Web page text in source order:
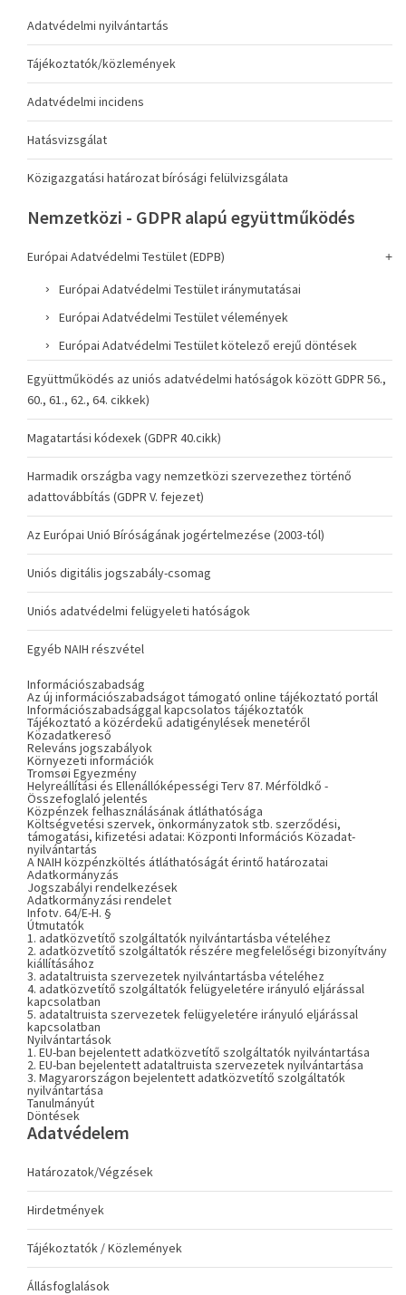
Adatvédelmi nyilvántartás
Tájékoztatók/közlemények
Adatvédelmi incidens
Hatásvizsgálat
Közigazgatási határozat bírósági felülvizsgálata
Nemzetközi - GDPR alapú együttműködés
Európai Adatvédelmi Testület (EDPB)
Európai Adatvédelmi Testület iránymutatásai
Európai Adatvédelmi Testület vélemények
Európai Adatvédelmi Testület kötelező erejű döntések
Együttműködés az uniós adatvédelmi hatóságok között GDPR 56.,
60., 61., 62., 64. cikkek)
Magatartási kódexek (GDPR 40.cikk)
Harmadik országba vagy nemzetközi szervezethez történő
adattovábbítás (GDPR V. fejezet)
Az Európai Unió Bíróságának jogértelmezése (2003-tól)
Uniós digitális jogszabály-csomag
Uniós adatvédelmi felügyeleti hatóságok
Egyéb NAIH részvétel
Információszabadság
Az új információszabadságot támogató online tájékoztató portál
Információszabadsággal kapcsolatos tájékoztatók
Tájékoztató a közérdekű adatigénylések menetéről
Közadatkereső
Releváns jogszabályok
Környezeti információk
Tromsøi Egyezmény
Helyreállítási és Ellenállóképességi Terv 87. Mérföldkő -
Összefoglaló jelentés
Közpénzek felhasználásának átláthatósága
Költségvetési szervek, önkormányzatok stb. szerződési,
támogatási, kifizetési adatai: Központi Információs Közadat-
nyilvántartás
A NAIH közpénzköltés átláthatóságát érintő határozatai
Adatkormányzás
Jogszabályi rendelkezések
Adatkormányzási rendelet
Infotv. 64/E-H. §
Útmutatók
1. adatközvetítő szolgáltatók nyilvántartásba vételéhez
2. adatközvetítő szolgáltatók részére megfelelőségi bizonyítvány
kiállításához
3. adataltruista szervezetek nyilvántartásba vételéhez
4. adatközvetítő szolgáltatók felügyeletére irányuló eljárással
kapcsolatban
5. adataltruista szervezetek felügyeletére irányuló eljárással
kapcsolatban
Nyilvántartások
1. EU-ban bejelentett adatközvetítő szolgáltatók nyilvántartása
2. EU-ban bejelentett adataltruista szervezetek nyilvántartása
3. Magyarországon bejelentett adatközvetítő szolgáltatók
nyilvántartása
Tanulmányút
Döntések
Adatvédelem
Határozatok/Végzések
Hirdetmények
Tájékoztatók / Közlemények
Állásfoglalások